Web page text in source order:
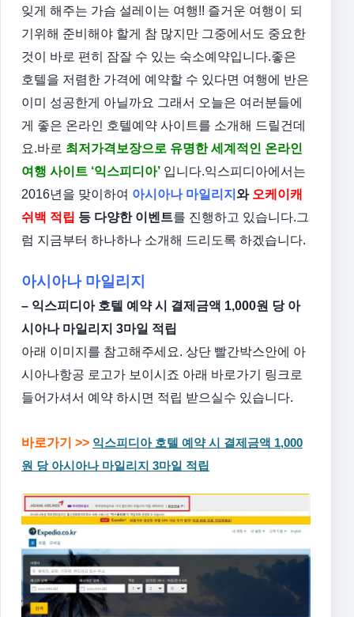
잊게 해주는 가슴 설레이는 여행!! 즐거운 여행이 되
기위해 준비해야 할게 참 많지만 그중에서도 중요한
것이 바로 편히 잠잘 수 있는 숙소예약입니다.좋은
호텔을 저렴한 가격에 예약할 수 있다면 여행에 반은
이미 성공한게 아닐까요 그래서 오늘은 여러분들에
게 좋은 온라인 호텔예약 사이트를 소개해 드릴건데
요.바로 최저가격보장으로 유명한 세계적인 온라인
여행 사이트 ‘익스피디아’ 입니다.익스피디아에서는
2016년을 맞이하여 아시아나 마일리지 와 오케이캐
쉬백 적립 등 다양한 이벤트를 진행하고 있습니다.그
럼 지금부터 하나하나 소개해 드리도록 하겠습니다.
아시아나 마일리지
– 익스피디아 호텔 예약 시 결제금액 1,000원 당 아
시아나 마일리지 3마일 적립
아래 이미지를 참고해주세요. 상단 빨간박스안에 아
시아나항공 로고가 보이시죠 아래 바로가기 링크로
들어가셔서 예약 하시면 적립 받으실수 있습니다.
바로가기 >> 익스피디아 호텔 예약 시 결제금액 1,000
원 당 아시아나 마일리지 3마일 적립